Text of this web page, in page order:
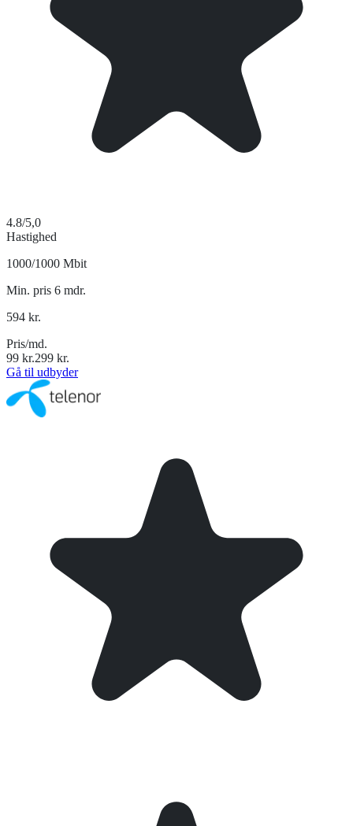
4.8/5,0
Hastighed
1000/1000 Mbit
Min. pris 6 mdr.
594 kr.
Pris/md.
99 kr.299 kr.
Gå til udbyder